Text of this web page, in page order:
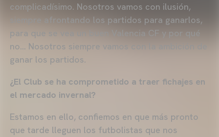
complicadísimo. Nosotros vamos con ilusión,
siempre afrontando los partidos para ganarlos,
para que se vea un buen Valencia CF y por qué
no… Nosotros siempre vamos con la ambición de
ganar los partidos.
¿El Club se ha comprometido a traer fichajes en
el mercado invernal?
Estamos en ello, confiemos en que más pronto
que tarde lleguen los futbolistas que nos